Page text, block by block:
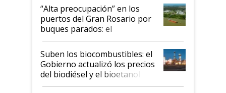
“Alta preocupación” en los
puertos del Gran Rosario por
buques parados: el
funcionamiento de las
exportadoras en tensión tras
la medida de fuerza de los
prácticos
Suben los biocombustibles: el
Gobierno actualizó los precios
del biodiésel y el bioetanol